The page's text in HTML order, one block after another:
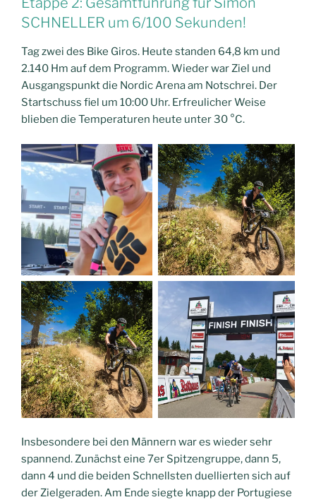
SCHNELLER um 6/100 Sekunden!
Tag zwei des Bike Giros. Heute standen 64,8 km und
2.140 Hm auf dem Programm. Wieder war Ziel und
Ausgangspunkt die Nordic Arena am Notschrei. Der
Startschuss fiel um 10:00 Uhr. Erfreulicher Weise
blieben die Temperaturen heute unter 30 °C.
Insbesondere bei den Männern war es wieder sehr
spannend. Zunächst eine 7er Spitzengruppe, dann 5,
dann 4 und die beiden Schnellsten duellierten sich auf
der Zielgeraden. Am Ende siegte knapp der Portugiese